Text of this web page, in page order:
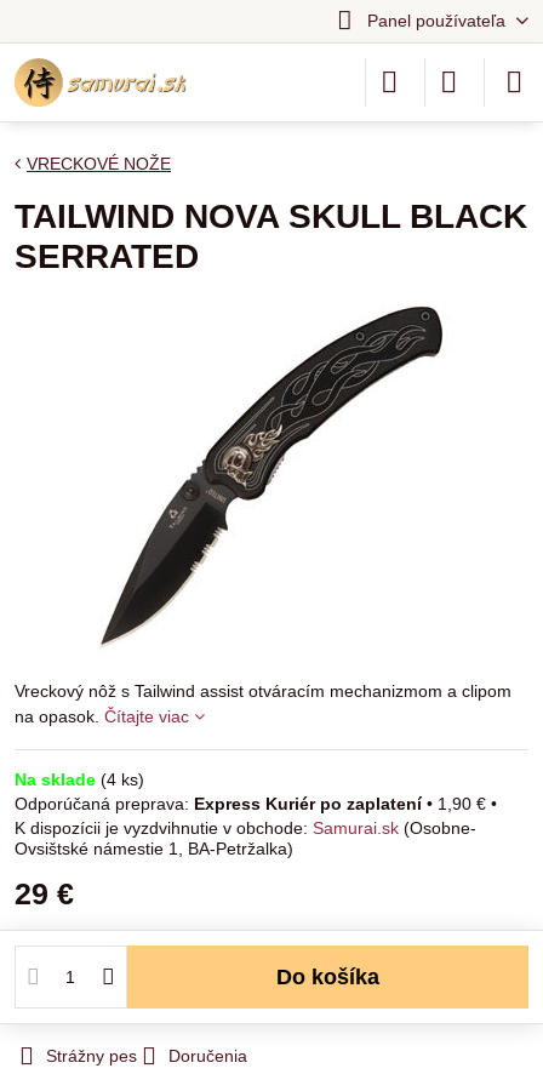
Panel používateľa
VRECKOVÉ NOŽE
TAILWIND NOVA SKULL BLACK
SERRATED
Vreckový nôž s Tailwind assist otváracím mechanizmom a clipom
na opasok. Čítajte viac
Na sklade (4 ks)
Express Kuriér po zaplatení• 1,90 € •
Samurai.sk (Osobne-
Ovsištské námestie 1, BA-Petržalka)
29 €
Do košíka
Strážny pes Doručenia